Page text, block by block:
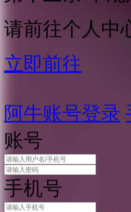
请前往个人中
立即前往
阿牛账号登录
账号
手机号